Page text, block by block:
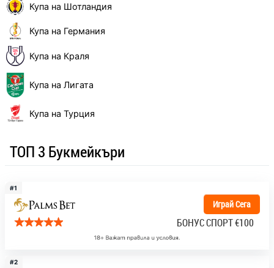
Купа на Шотландия
Купа на Германия
Купа на Краля
Купа на Лигата
Купа на Турция
ТОП 3 Букмейкъри
#1
Играй Сега
БОНУС СПОРТ€100
#2